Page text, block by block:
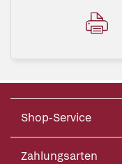
Shop-Service
Zahlungsarten